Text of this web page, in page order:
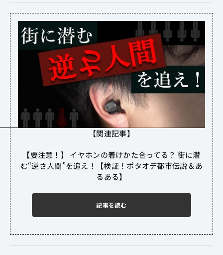
【関連記事】
【要注意！】 イヤホンの着けかた合ってる？ 街に潜
む“逆さ人間”を追え！【検証！ポタオデ都市伝説＆あ
るある】
記事を読む